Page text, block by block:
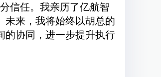
信任。我亲历了亿航智
未来，我将始终以胡总的
的协同，进一步提升执行